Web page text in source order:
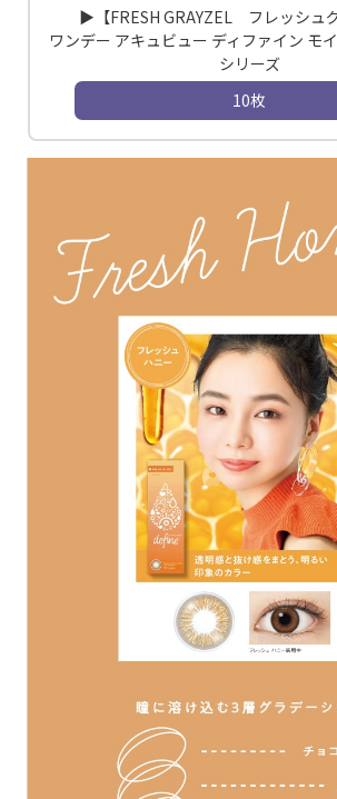
▶【FRESH GRAYZEL フレッシュグ
ワンデー アキュビュー ディファイン モ
シリーズ
10枚